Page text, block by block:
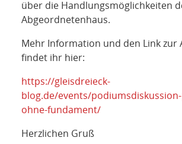
über die Handlungsmöglichkeiten
Abgeordnetenhaus.
Mehr Information und den Link zur
findet ihr hier:
https://gleisdreieck-
blog.de/events/
ohne-fundament/
Herzlichen Gruß